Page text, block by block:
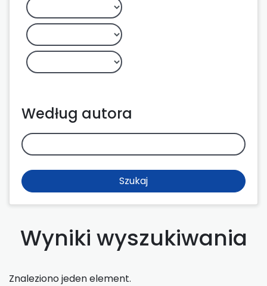
Według autora
Szukaj
Wyniki wyszukiwania
Znaleziono jeden element.